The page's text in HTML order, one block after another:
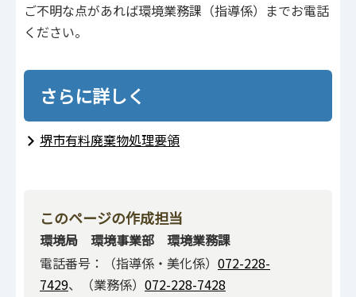
ご不明な点があれば環境業務課（指導係）までお電話
ください。
さらに詳しく
堺市有料廃棄物処理要領
このページの作成担当
環境局 環境事業部 環境業務課
電話番号：（指導係・美化係） 072-228-
7429、（業務係） 072-228-7428